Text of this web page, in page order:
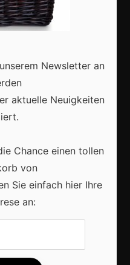
bleibt der
Kunden
Newsletter an
aktuelle Neuigkeiten
Chance einen tollen
von
Sie einfach hier Ihre
an: